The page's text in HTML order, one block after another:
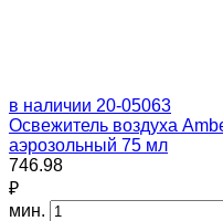
в наличии 20-05063
Освежитель воздуха
аэрозольный 75 мл
746.98
₽
мин.